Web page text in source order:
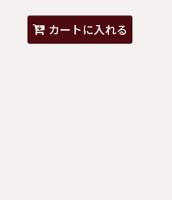
カートに入れる